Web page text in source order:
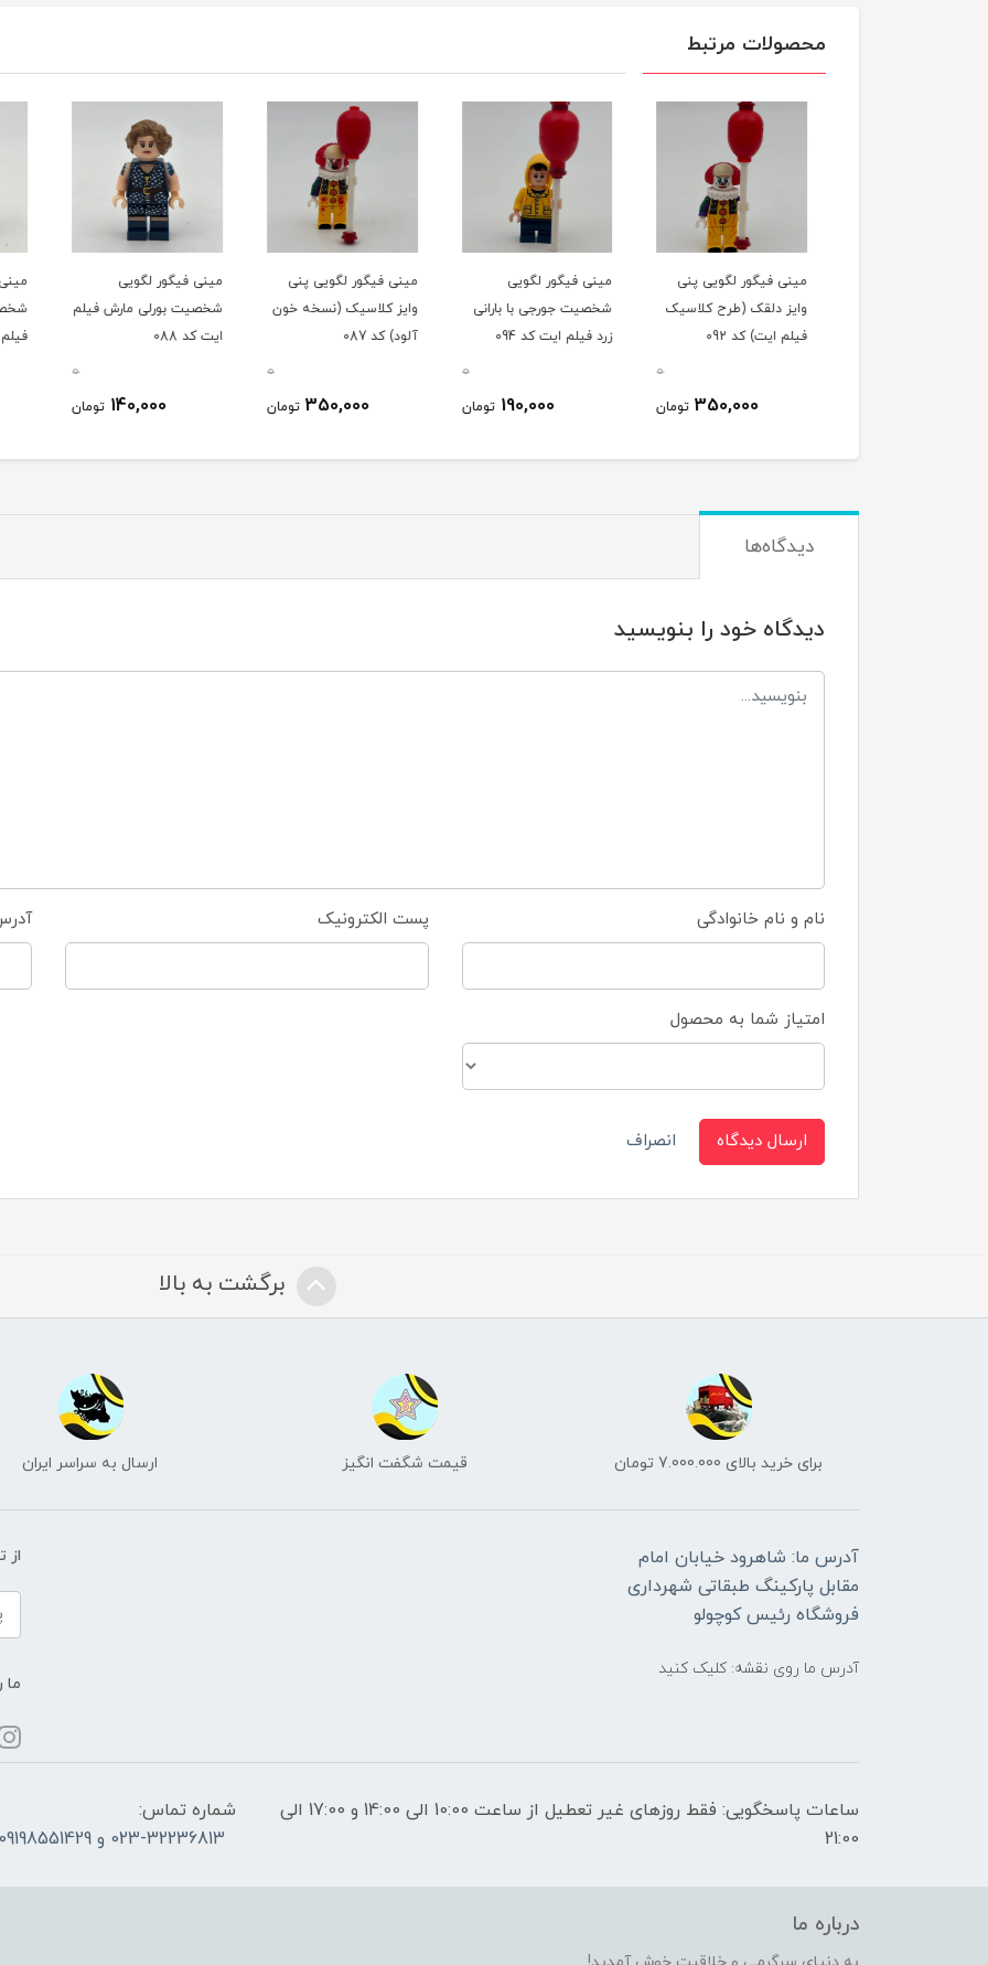
محصولات مرتبط
مینی فیگور لگویی پنی
وایز دلقک (طرح کلاسیک
فیلم ایت) کد 092
0
350,000 تومان
مینی فیگور لگویی
شخصیت جورجی با بارانی
زرد فیلم ایت کد 094
0
190,000 تومان
مینی فیگور لگویی پنی
وایز کلاسیک (نسخه خون
آلود) کد 087
0
350,000 تومان
مینی فیگور لگویی
شخصیت بورلی مارش فیلم
ایت کد 088
0
140,000 تومان
فیلم
دیدگاه‌ها
دیدگاه خود را بنویسید
نام و نام خانوادگی پست الکترونیک
امتیاز شما به محصول
ارسال دیدگاه انصراف
برگشت به بالا
برای خرید بالای 7.000.000 تومان قیمت شگفت انگیز ارسال به سراسر ایران
آدرس ما: شاهرود خیابان امام
مقابل پارکینگ طبقاتی شهرداری
فروشگاه رئیس کوچولو
آدرس ما روی نقشه: کلیک کنید
از
ما
ساعات پاسخگویی: فقط روزهای غیر تعطیل از ساعت 10:00 الی 14:00 و 17:00 الی
21:00
شماره تماس:
023-32236813 و 09198551429
درباره ما